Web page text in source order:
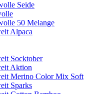
Seide
50 Melange
Alpaca
Socktober
Aktion
Merino Color Mix Soft
Sparks